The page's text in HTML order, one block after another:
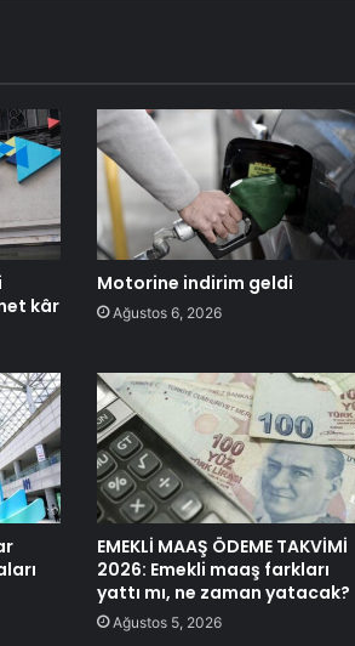
kâr
Motorine indirim geldi
Ağustos 6, 2026
EMEKLİ MAAŞ ÖDEME TAKVİMİ
2026: Emekli maaş farkları
yattı mı, ne zaman yatacak?
Ağustos 5, 2026